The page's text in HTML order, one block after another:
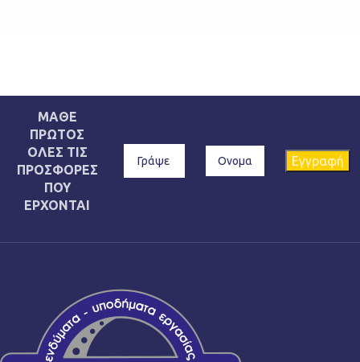
ΜΑΘΕ
ΠΡΩΤΟΣ
ΟΛΕΣ ΤΙΣ
ΠΡΟΣΦΟΡΕΣ
ΠΟΥ
ΕΡΧΟΝΤΑΙ